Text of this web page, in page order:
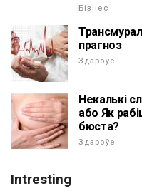
Бізнес
прагноз
Здароўе
Некалькі
або Як
бюста?
Здароўе
Intresting